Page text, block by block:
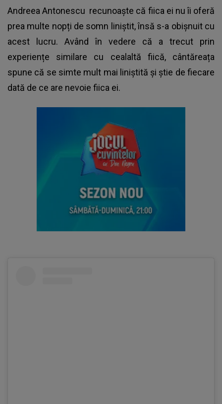
Andreea Antonescu recunoaște că fiica ei nu îi oferă
prea multe nopți de somn liniștit, însă s-a obișnuit cu
acest lucru. Având în vedere că a trecut prin
experiențe similare cu cealaltă fiică, cântăreața
spune că se simte mult mai liniștită și știe de fiecare
dată de ce are nevoie fiica ei.